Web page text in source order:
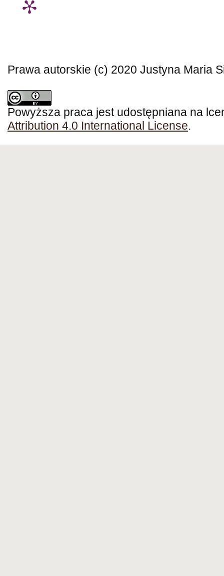
Prawa autorskie (c) 2020 Justyna Maria
Powyższa praca jest udostępniana na
Attribution 4.0 International License.